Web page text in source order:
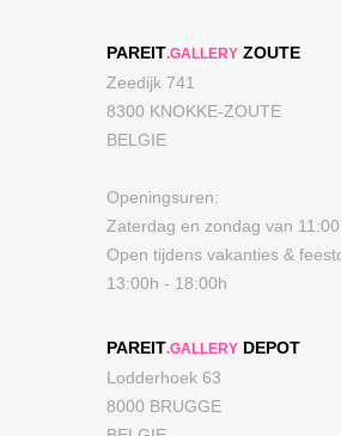
PAREIT.GALLERY ZOUTE
Zeedijk 741
8300 KNOKKE-ZOUTE
BELGIE
Openingsuren:
Zaterdag en zondag van
Open tijdens vakanties &
13:00h - 18:00h
PAREIT.GALLERY DEPOT
Lodderhoek 63
8000 BRUGGE